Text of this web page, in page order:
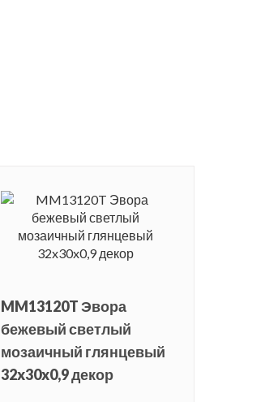
MM13120T Эвора
бежевый светлый
мозаичный глянцевый
32x30x0,9 декор